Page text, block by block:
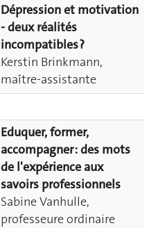
Dépression et motivation
- deux réalités
incompatibles ?
Kerstin Brinkmann,
maître-assistante
Eduquer, former,
accompagner : des mots
de l'expérience aux
savoirs professionnels
Sabine Vanhulle,
professeure ordinaire